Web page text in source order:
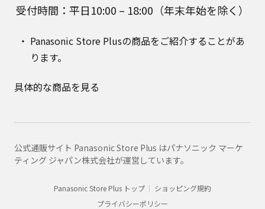
受付時間：平日10:00 – 18:00（年末年始を除く）
Panasonic Store Plusの商品をご紹介することがあ
ります。
具体的な商品を見る
公式通販サイト Panasonic Store Plus はパナソニック マーケ
ティング ジャパン株式会社が運営しています。
Panasonic Store Plus トップ
ショッピング規約
プライバシーポリシー